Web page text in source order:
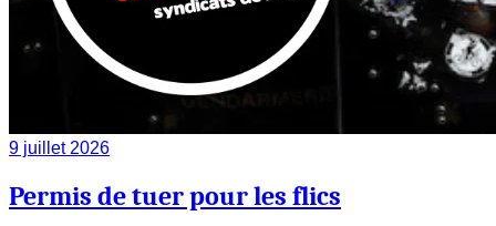
9 juillet 2026
Permis de tuer pour les flics